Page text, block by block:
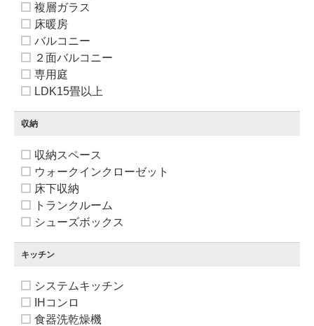
複層ガラス
床暖房
バルコニー
２面バルコニー
専用庭
LDK15畳以上
収納
収納スペース
ウォークインクローゼット
床下収納
トランクルーム
シューズボックス
キッチン
システムキッチン
IHコンロ
食器洗乾燥機